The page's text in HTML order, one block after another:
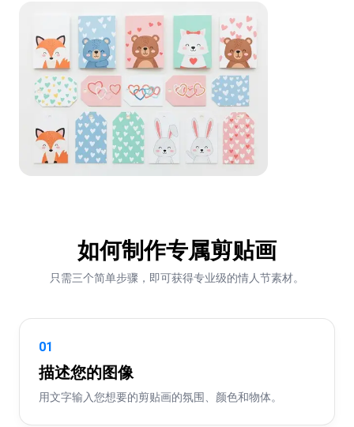
如何制作专属剪贴画
只需三个简单步骤，即可获得专业级的情人节素材。
01
描述您的图像
用文字输入您想要的剪贴画的氛围、颜色和物体。